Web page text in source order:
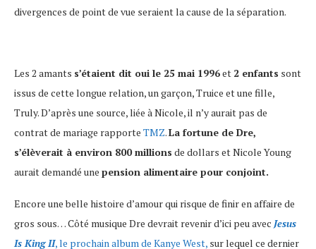
divergences de point de vue seraient la cause de la séparation.
Les 2 amants s’étaient dit oui le 25 mai 1996et 2 enfants sont
issus de cette longue relation, un garçon, Truice et une fille,
Truly. D’après une source, liée à Nicole, il n’y aurait pas de
contrat de mariage rapporte TMZ.La fortune de Dre,
s’élèverait à environ 800 millions de dollars et Nicole Young
aurait demandé une pension alimentaire pour conjoint.
Encore une belle histoire d’amour qui risque de finir en affaire de
gros sous… Côté musique Dre devrait revenir d’ici peu avec Jesus
Is King II, le prochain album de Kanye West, sur lequel ce dernier